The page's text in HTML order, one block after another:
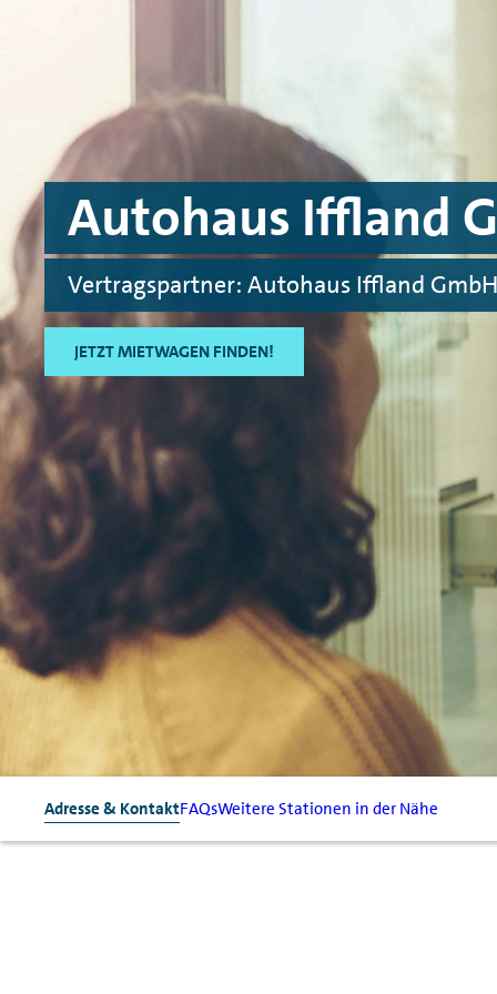
Autohaus Iffland
Vertragspartner: Autohaus Iffland GmbH
JETZT MIETWAGEN FINDEN!
Adresse & KontaktFAQsWeitere Stationen in der Nähe